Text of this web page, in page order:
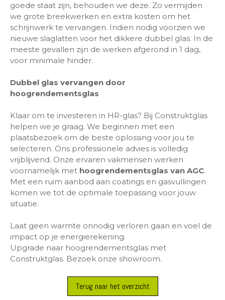
goede staat zijn, behouden we deze. Zo vermijden
we grote breekwerken en extra kosten om het
schrijnwerk te vervangen. Indien nodig voorzien we
nieuwe slaglatten voor het dikkere dubbel glas. In de
meeste gevallen zijn de werken afgerond in 1 dag,
voor minimale hinder.
Dubbel glas vervangen door
hoogrendementsglas
Klaar om te investeren in HR-glas? Bij Construktglas
helpen we je graag. We beginnen met een
plaatsbezoek om de beste oplossing voor jou te
selecteren. Ons professionele advies is volledig
vrijblijvend. Onze ervaren vakmensen werken
voornamelijk met hoogrendementsglas van AGC.
Met een ruim aanbod aan coatings en gasvullingen
komen we tot de optimale toepassing voor jouw
situatie.
Laat geen warmte onnodig verloren gaan en voel de
impact op je energierekening.
Upgrade naar hoogrendementsglas met
Construktglas. Bezoek onze showroom.
Terug naar het overzicht